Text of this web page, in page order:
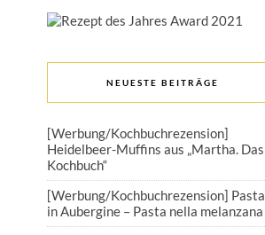
NEUESTE BEITRÄGE
[Werbung/Kochbuchrezension]
Heidelbeer-Muffins aus „Martha. Das
Kochbuch“
[Werbung/Kochbuchrezension] Pasta
in Aubergine – Pasta nella melanzana